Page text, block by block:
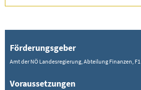
Förderungsgeber
Amt der NÖ Landesregierung, Abteilung Finanzen, F1
Voraussetzungen